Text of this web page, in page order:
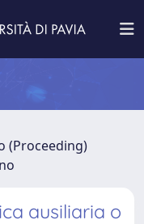
(Proceeding)
ausiliaria o